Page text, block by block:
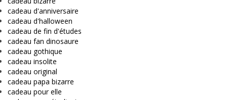
cadeau d'anniversaire
cadeau d'halloween
cadeau de fin d'études
cadeau fan dinosaure
cadeau gothique
cadeau insolite
cadeau original
cadeau papa bizarre
cadeau pour elle